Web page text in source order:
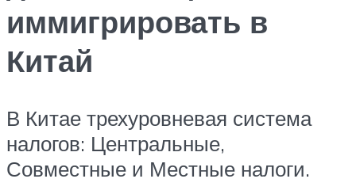
иммигрировать в
Китай
В Китае трехуровневая система
налогов: Центральные,
Совместные и Местные налоги.